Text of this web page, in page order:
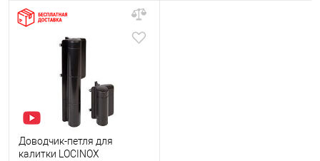
Доводчик-петля для
калитки LOCINOX